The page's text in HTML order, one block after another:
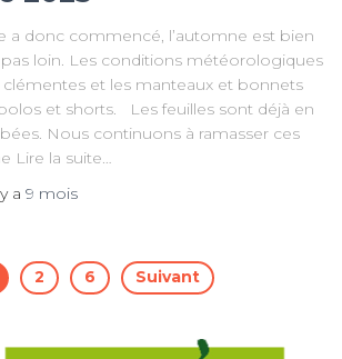
a donc commencé, l’automne est bien
pas loin. Les conditions météorologiques
clémentes et les manteaux et bonnets
et shorts. Les feuilles sont déjà en
Nous continuons à ramasser ces
Lire la suite…
y a 9 mois
2 6 Suivant